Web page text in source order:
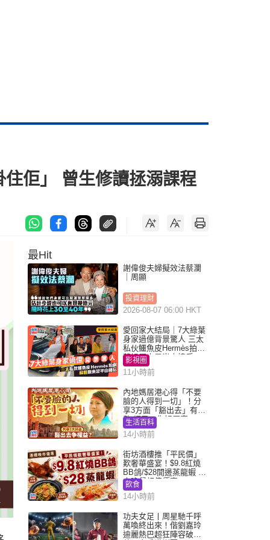
佢」 曾生修讀拯溺課程
最Hit
謝偉俊夫婦擬效法蔡瀾
｜周顯
投資理財
2026-08-07 06:00 HKT
愛回家大結局｜7大綠葉
身家過億背景驚人 三太
私伙鱷魚皮Hermès拍劇
蘇姐原來是半山樓后
影視圈
11小時前
內地媽居港心得「不要
臉的人得到一切」！分
享3方面「豁出去」有著
數 網民：你好厲害
生活百科
14小時前
街坊酒樓推「平民價」
歎奢華盛宴！$9.8紅燒
BB鴿/$28開邊蒸龍蝦 3
大晚餐超值優惠
飲食
14小時前
功夫女足丨周星馳千呼
萬喚終出來！偕劉嘉玲
迪麗熱巴超狂陣容破天